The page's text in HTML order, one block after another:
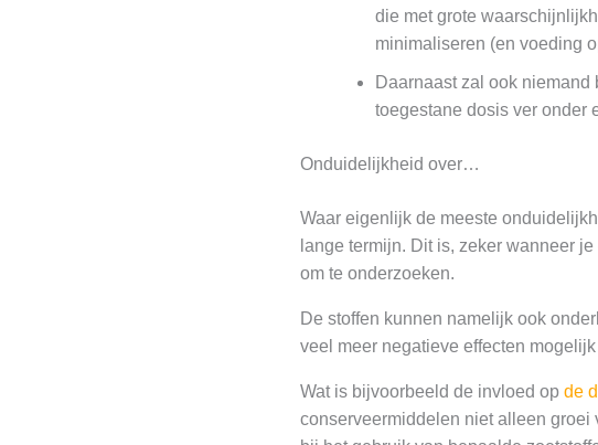
die met grote
minimaliseren (en voeding
Daarnaast zal ook
toegestane dosis ver onder
Onduidelijkheid over…
Waar eigenlijk de meeste
lange termijn. Dit is, zeker wanneer
om te onderzoeken.
De stoffen kunnen namelijk ook
veel meer negatieve effecten
Wat is bijvoorbeeld de invloed op de
conserveermiddelen niet alleen groei